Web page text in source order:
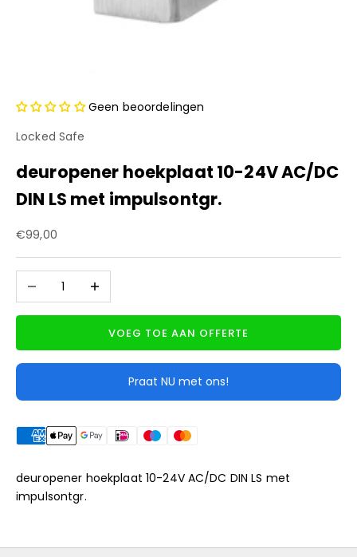
Geen beoordelingen
Locked Safe
deuropener hoekplaat 10-24V AC/DC
DIN LS met impulsontgr.
Aanbiedingsprijs
€99,00
Aantal verlagenAantal verhogen
VOEG TOE AAN OFFERTE
Praat NU met ons!
deuropener hoekplaat 10-24V AC/DC DIN LS met
impulsontgr.